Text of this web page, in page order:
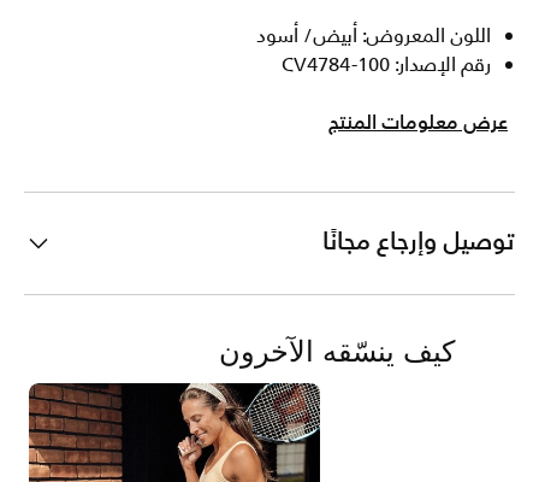
اللون المعروض: أبيض/ أسود
رقم الإصدار: CV4784-100
عرض معلومات المنتج
توصيل وإرجاع مجانًا